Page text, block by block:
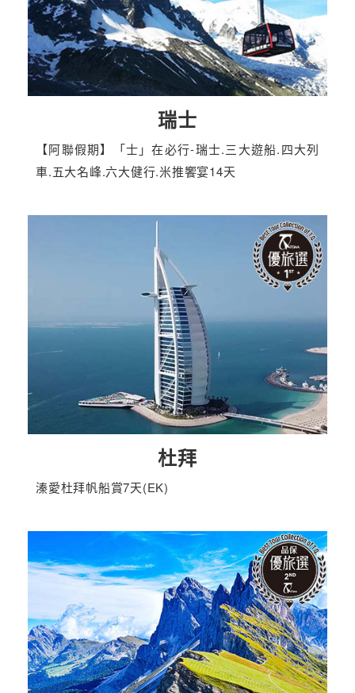
瑞士
【阿聯假期】「士」在必行-瑞士.三大遊船.四大列
車.五大名峰.六大健行.米推饗宴14天
杜拜
溱愛杜拜帆船賞7天(EK)